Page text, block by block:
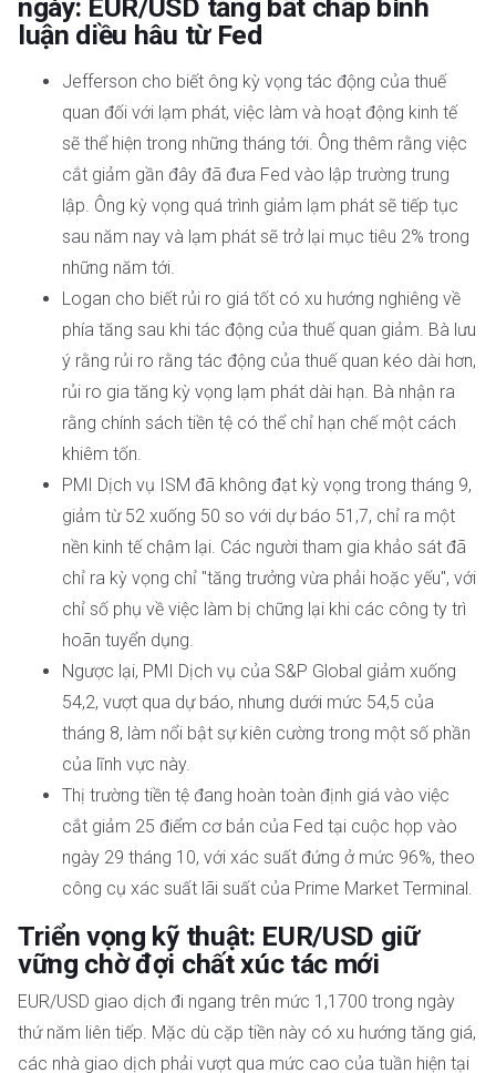
ngày: EUR/USD tăng bất chấp bình
luận diều hâu từ Fed
Jefferson cho biết ông kỳ vọng tác động của thuế
quan đối với lạm phát, việc làm và hoạt động kinh tế
sẽ thể hiện trong những tháng tới. Ông thêm rằng việc
cắt giảm gần đây đã đưa Fed vào lập trường trung
lập. Ông kỳ vọng quá trình giảm lạm phát sẽ tiếp tục
sau năm nay và lạm phát sẽ trở lại mục tiêu 2% trong
những năm tới.
Logan cho biết rủi ro giá tốt có xu hướng nghiêng về
phía tăng sau khi tác động của thuế quan giảm. Bà lưu
ý rằng rủi ro rằng tác động của thuế quan kéo dài hơn,
rủi ro gia tăng kỳ vọng lạm phát dài hạn. Bà nhận ra
rằng chính sách tiền tệ có thể chỉ hạn chế một cách
khiêm tốn.
PMI Dịch vụ ISM đã không đạt kỳ vọng trong tháng 9,
giảm từ 52 xuống 50 so với dự báo 51,7, chỉ ra một
nền kinh tế chậm lại. Các người tham gia khảo sát đã
chỉ ra kỳ vọng chỉ "tăng trưởng vừa phải hoặc yếu", với
chỉ số phụ về việc làm bị chững lại khi các công ty trì
hoãn tuyển dụng.
Ngược lại, PMI Dịch vụ của S&P Global giảm xuống
54,2, vượt qua dự báo, nhưng dưới mức 54,5 của
tháng 8, làm nổi bật sự kiên cường trong một số phần
của lĩnh vực này.
Thị trường tiền tệ đang hoàn toàn định giá vào việc
cắt giảm 25 điểm cơ bản của Fed tại cuộc họp vào
ngày 29 tháng 10, với xác suất đứng ở mức 96%, theo
công cụ xác suất lãi suất của Prime Market Terminal.
Triển vọng kỹ thuật: EUR/USD giữ
vững chờ đợi chất xúc tác mới
EUR/USD giao dịch đi ngang trên mức 1,1700 trong ngày
thứ năm liên tiếp. Mặc dù cặp tiền này có xu hướng tăng giá,
các nhà giao dịch phải vượt qua mức cao của tuần hiện tại